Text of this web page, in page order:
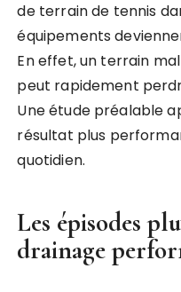
de terrain de tennis
équipements
En effet, un terrain
peut rapidement
Une étude préalable
résultat plus
quotidien.
Les épisodes
drainage